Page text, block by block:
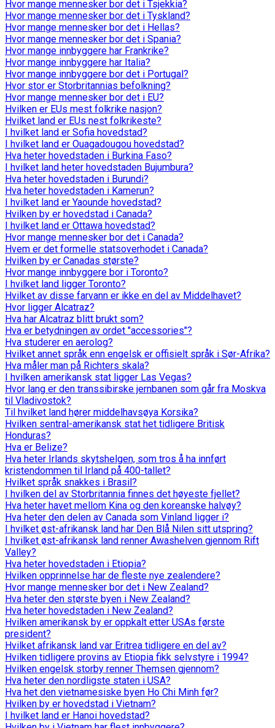
Hvor mange mennesker bor det i Tsjekkia?
Hvor mange mennesker bor det i Tyskland?
Hvor mange mennesker bor det i Hellas?
Hvor mange mennesker bor det i Spania?
Hvor mange innbyggere har Frankrike?
Hvor mange innbyggere har Italia?
Hvor mange innbyggere bor det i Portugal?
Hvor stor er Storbritannias befolkning?
Hvor mange mennesker bor det i EU?
Hvilken er EUs mest folkrike nasjon?
Hvilket land er EUs nest folkrikeste?
I hvilket land er Sofia hovedstad?
I hvilket land er Ouagadougou hovedstad?
Hva heter hovedstaden i Burkina Faso?
I hvilket land heter hovedstaden Bujumbura?
Hva heter hovedstaden i Burundi?
Hva heter hovedstaden i Kamerun?
I hvilket land er Yaounde hovedstad?
Hvilken by er hovedstad i Canada?
I hvilket land er Ottawa hovedstad?
Hvor mange mennesker bor det i Canada?
Hvem er det formelle statsoverhodet i Canada?
Hvilken by er Canadas største?
Hvor mange innbyggere bor i Toronto?
I hvilket land ligger Toronto?
Hvilket av disse farvann er ikke en del av Middelhavet?
Hvor ligger Alcatraz?
Hva har Alcatraz blitt brukt som?
Hva er betydningen av ordet "accessories"?
Hva studerer en aerolog?
Hvilket annet språk enn engelsk er offisielt språk i Sør-Afrika?
Hva måler man på Richters skala?
I hvilken amerikansk stat ligger Las Vegas?
Hvor lang er den transsibirske jernbanen som går fra Moskva
til Vladivostok?
Til hvilket land hører middelhavsøya Korsika?
Hvilken sentral-amerikansk stat het tidligere Britisk
Honduras?
Hva er Belize?
Hva heter Irlands skytshelgen, som tros å ha innført
kristendommen til Irland på 400-tallet?
Hvilket språk snakkes i Brasil?
I hvilken del av Storbritannia finnes det høyeste fjellet?
Hva heter havet mellom Kina og den koreanske halvøy?
Hva heter den delen av Canada som Vinland ligger i?
I hvilket øst-afrikansk land har Den Blå Nilen sitt utspring?
I hvilket øst-afrikansk land renner Awashelven gjennom Rift
Valley?
Hva heter hovedstaden i Etiopia?
Hvilken opprinnelse har de fleste nye zealendere?
Hvor mange mennesker bor det i New Zealand?
Hva heter den største byen i New Zealand?
Hva heter hovedstaden i New Zealand?
Hvilken amerikansk by er oppkalt etter USAs første
president?
Hvilket afrikansk land var Eritrea tidligere en del av?
Hvilken tidligere provins av Etiopia fikk selvstyre i 1994?
Hvilken engelsk storby renner Themsen gjennom?
Hva heter den nordligste staten i USA?
Hva het den vietnamesiske byen Ho Chi Minh før?
Hvilken by er hovedstad i Vietnam?
I hvilket land er Hanoi hovedstad?